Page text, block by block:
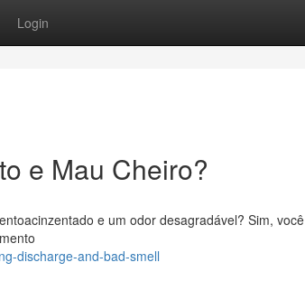
Login
e Mau Cheiro?
e um odor desagradável? Sim, você
discharge-and-bad-smell